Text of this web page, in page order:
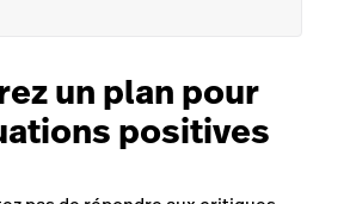
un plan pour
positives